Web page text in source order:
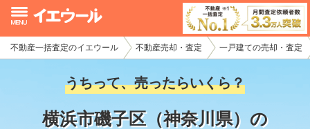
不動産一括査定のイエウール 不動産売却・査定 一戸建ての売却・査定
うちって、売ったらいくら？
横浜市磯子区（神奈川県）の
イエウール加盟希望の不動産会社様
初めての方へ
不動産売却の流れ